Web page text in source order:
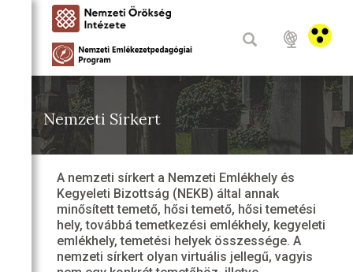
Nemzeti Sírkert
A nemzeti sírkert a Nemzeti Emlékhely és
Kegyeleti Bizottság (NEKB) által annak
minősített temető, hősi temető, hősi temetési
hely, továbbá temetkezési emlékhely, kegyeleti
emlékhely, temetési helyek összessége. A
nemzeti sírkert olyan virtuális jellegű, vagyis